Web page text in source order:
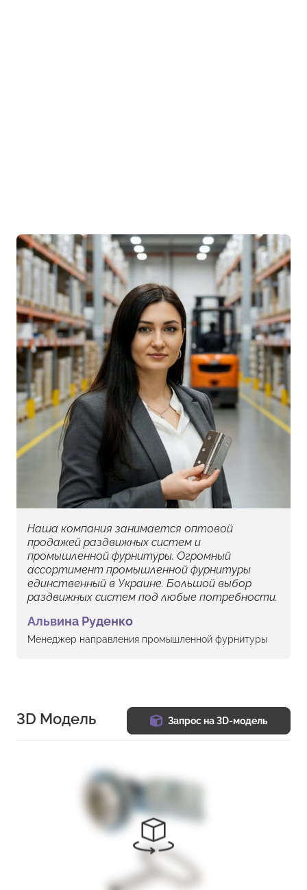
Наша компания занимается оптовой
продажей раздвижных систем и
промышленной фурнитуры. Огромный
ассортимент промышленной фурнитуры
единственный в Украине. Большой выбор
раздвижных систем под любые потребности.
Альвина Руденко
Менеджер направления промышленной фурнитуры
3D Модель Запрос на 3D-модель